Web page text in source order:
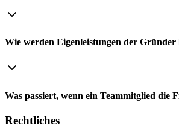
Wie werden Eigenleistungen der Gründer
Was passiert, wenn ein Teammitglied die
Rechtliches